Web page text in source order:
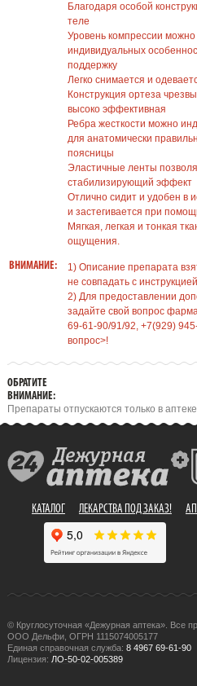
Благодаря особой
теле
Уровень компрессии можно
индивидуальных
поддержку
Легко снимается и
Конструкция ортеза
высоко эффективная
Ребра жесткости можно
для анатомически
поясницы
Эластичные ленты
стабилизирующий эффект
Отлично сидит и удобен в
и застегивается при
Мягкая, легкая и тонкая
ощущения.
ВНИМАНИЕ:
1) Описание препарата
не совпадать с
2) Для предоставлении
задайте свой вопрос
69-61-90/91/92, +7(929)
вопрос>!
ОБРАТИТЕ
ВНИМАНИЕ:
Препараты отпускаются только в
КАТАЛОГ ЛЕКАРСТВА ПОД ЗАКАЗ!
© Круглосуточная «Дежурная аптека». Все
ООО Дельфи, ОГРН 1115074005177
Единая справочная служба: 8 4967 69-61-90
Лицензия: ЛО-50-02-005389